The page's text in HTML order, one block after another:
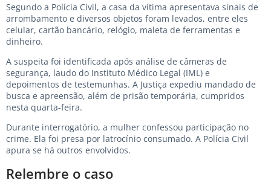
Segundo a Polícia Civil, a casa da vítima apresentava sinais de
arrombamento e diversos objetos foram levados, entre eles
celular, cartão bancário, relógio, maleta de ferramentas e
dinheiro.
A suspeita foi identificada após análise de câmeras de
segurança, laudo do Instituto Médico Legal (IML) e
depoimentos de testemunhas. A Justiça expediu mandado de
busca e apreensão, além de prisão temporária, cumpridos
nesta quarta-feira.
Durante interrogatório, a mulher confessou participação no
crime. Ela foi presa por latrocínio consumado. A Polícia Civil
apura se há outros envolvidos.
Relembre o caso